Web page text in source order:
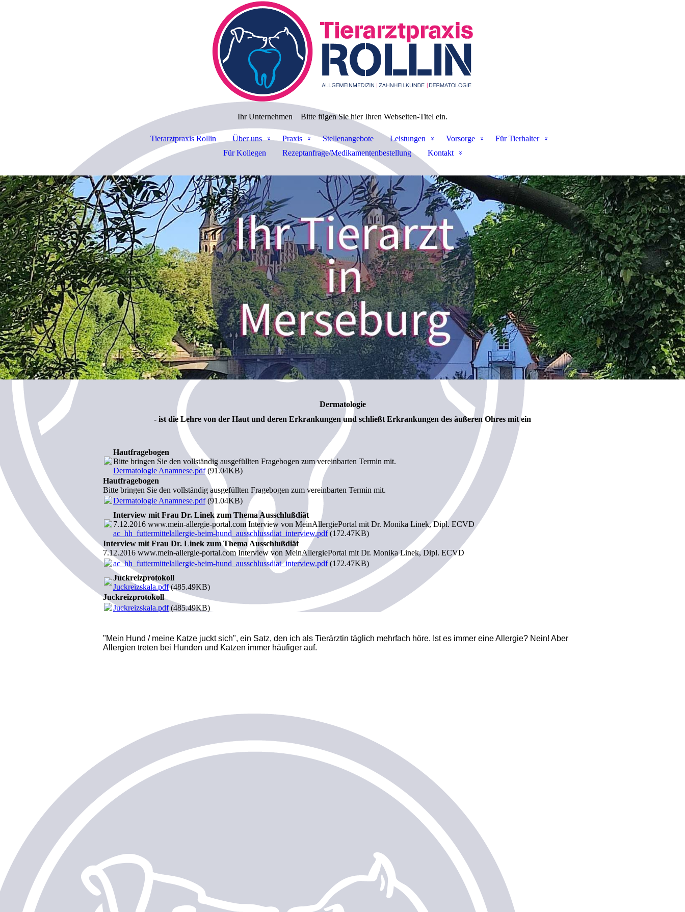
Ihr Unternehmen Bitte fügen Sie hier Ihren Webseiten-Titel ein.
Tierarztpraxis Rollin Über uns Praxis Stellenangebote Leistungen Vorsorge
Für Tierhalter
Für Kollegen
Rezeptanfrage/Medikamentenbestellung Kontakt
Dermatologie
- ist die Lehre von der Haut und deren Erkrankungen und schließt Erkrankungen des äußeren Ohres mit ein
Hautfragebogen
Bitte bringen Sie den vollständig ausgefüllten Fragebogen zum vereinbarten Termin mit.
Dermatologie Anamnese.pdf(91.04KB)
Hautfragebogen
Bitte bringen Sie den vollständig ausgefüllten Fragebogen zum vereinbarten Termin mit.
Dermatologie Anamnese.pdf(91.04KB)
Interview mit Frau Dr. Linek zum Thema Ausschlußdiät
7.12.2016 www.mein-allergie-portal.com Interview von MeinAllergiePortal mit Dr. Monika Linek, Dipl. ECVD
ac_hh_futtermittelallergie-beim-hund_ausschlussdiat_interview.pdf(172.47KB)
Interview mit Frau Dr. Linek zum Thema Ausschlußdiät
7.12.2016 www.mein-allergie-portal.com Interview von MeinAllergiePortal mit Dr. Monika Linek, Dipl. ECVD
ac_hh_futtermittelallergie-beim-hund_ausschlussdiat_interview.pdf(172.47KB)
Juckreizprotokoll
Juckreizskala.pdf(485.49KB)
Juckreizprotokoll
Juckreizskala.pdf(485.49KB)
"Mein Hund / meine Katze juckt sich", ein Satz, den ich als Tierärztin täglich mehrfach höre. Ist es immer eine Allergie? Nein! Aber
Allergien treten bei Hunden und Katzen immer häufiger auf.